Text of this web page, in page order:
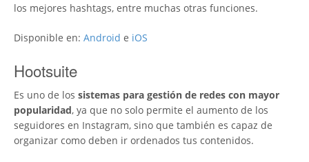
los mejores hashtags, entre muchas otras funciones.
Disponible en: Android e iOS
Hootsuite
Es uno de los sistemas para gestión de redes con mayor
popularidad, ya que no solo permite el aumento de los
seguidores en Instagram, sino que también es capaz de
organizar como deben ir ordenados tus contenidos.